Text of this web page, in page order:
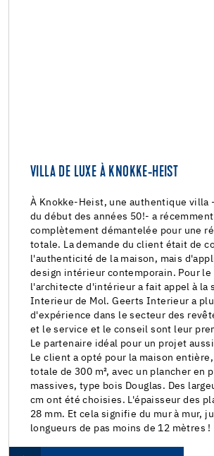
VILLA DE LUXE À KNOKKE-HEIST
À Knokke-Heist, une authentique villa
du début des années 50!- a
complètement démantelée pour une
totale. La demande du client était de
l'authenticité de la maison, mais
design intérieur contemporain. Pour le
l'architecte d'intérieur a fait appel à la
Interieur de Mol. Geerts Interieur a
d'expérience dans le secteur des
et le service et le conseil sont leur
Le partenaire idéal pour un projet
Le client a opté pour la maison
totale de 300 m², avec un plancher en
massives, type bois Douglas. Des
cm ont été choisies. L'épaisseur des
28 mm. Et cela signifie du mur à mur,
longueurs de pas moins de 12 mètres !